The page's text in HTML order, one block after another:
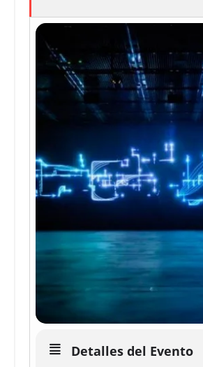
Detalles del Evento